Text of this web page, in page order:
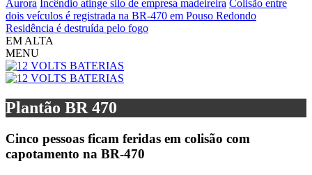
Aurora Incêndio atinge silo de empresa madeireira Colisão entre
dois veículos é registrada na BR-470 em Pouso Redondo
Residência é destruída pelo fogo
EM ALTA
MENU
Plantão BR 470
Cinco pessoas ficam feridas em colisão com
capotamento na BR-470